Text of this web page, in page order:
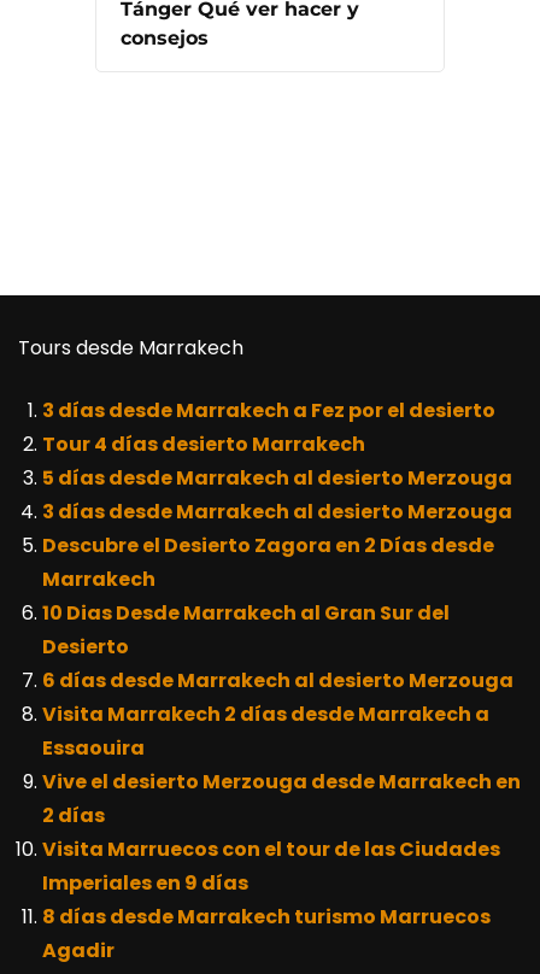
Tánger Qué ver hacer y
consejos
Tours desde Marrakech
3 días desde Marrakech a Fez por el desierto
Tour 4 días desierto Marrakech
5 días desde Marrakech al desierto Merzouga
3 días desde Marrakech al desierto Merzouga
Descubre el Desierto Zagora en 2 Días desde
Marrakech
10 Dias Desde Marrakech al Gran Sur del
Desierto
6 días desde Marrakech al desierto Merzouga
Visita Marrakech 2 días desde Marrakech a
Essaouira
Vive el desierto Merzouga desde Marrakech en
2 días
Visita Marruecos con el tour de las Ciudades
Imperiales en 9 días
8 días desde Marrakech turismo Marruecos
Agadir